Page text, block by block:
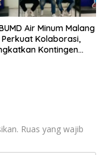
Air Minum Malang
Kolaborasi,
Kontingen
Ruas yang wajib